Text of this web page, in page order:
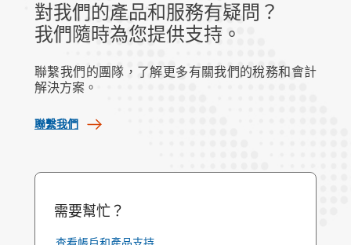
對我們的產品和服務有疑問？
我們隨時為您提供支持。
聯繫我們的團隊，了解更多有關我們的稅務和會計
解決方案。
聯繫我們
需要幫忙？